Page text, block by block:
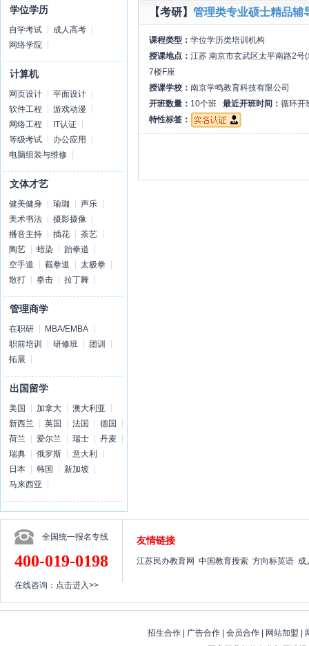
学位学历
自学考试
成人高考
网络学院
计算机
网页设计
平面设计
软件工程
游戏动漫
网络工程
IT认证
等级考试
办公应用
电脑组装与维修
文体才艺
健美健身 瑜珈
声乐
美术书法
摄影摄像
播音主持
插花
茶艺
陶艺
蜡染
跆拳道
空手道
截拳道
太极拳
散打
拳击 拉丁舞
管理商学
在职研
MBA/EMBA
职前培训
研修班
团训
拓展
出国留学
美国 加拿大
澳大利亚
新西兰
英国 法国
德国
荷兰
爱尔兰 瑞士
丹麦
瑞典
俄罗斯
意大利
日本
韩国
新加坡
马来西亚
【考研】 管理类专业硕士精品辅
课程类型： 学位学历类培训机构
授课地点： 江苏 南京市玄武区太平南路2
7楼F座
授课学校： 南京学鸣教育科技有限公司
开班数量： 10个班 最近开班时间： 循环开
特性标签：
全国统一报名专线
400-019-0198
在线咨询： 点击进入>>
友情链接
江苏民办教育网 中国教育搜索 方向标英语 成
招生合作| 广告合作| 会员合作| 网站加盟